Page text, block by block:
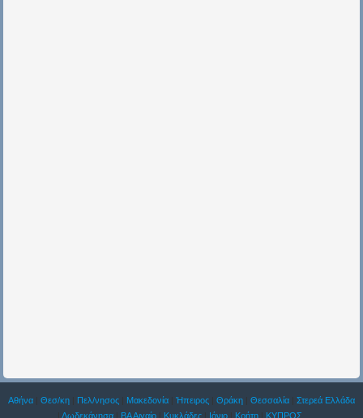
Αθήνα| Θεσ/κη| Πελ/νησος| Μακεδονία| Ήπειρος| Θράκη| Θεσσαλία| Στερεά Ελλάδα
|Δωδεκάνησα ΒΑ Αιγαίο Κυκλάδες Ιόνιο Κρήτη ΚΥΠΡΟΣ